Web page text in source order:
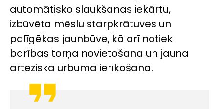
automātisko slaukšanas iekārtu,
izbūvēta mēslu starpkrātuves un
palīgēkas jaunbūve, kā arī notiek
barības torņa novietošana un jauna
artēziskā urbuma ierīkošana.